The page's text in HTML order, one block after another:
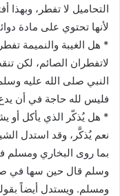
التحاميل لا تفطر،
لأنها تحتوي على مادة
* هل الغيبة والنميمة
لاتفطران الصائم، لكن
النبي صلى الله عليه
فليس لله حاجة في أن
* هل يُذكّر الذي يأكل أو
نعم يُذكَّر، وقد استدل
بما روى البخاري ومسلم
وسلم قال حين سها في
ومسلم. ويستدل أيضاً